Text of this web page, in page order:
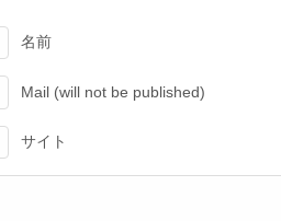
名前
Mail (will not be published)
サイト